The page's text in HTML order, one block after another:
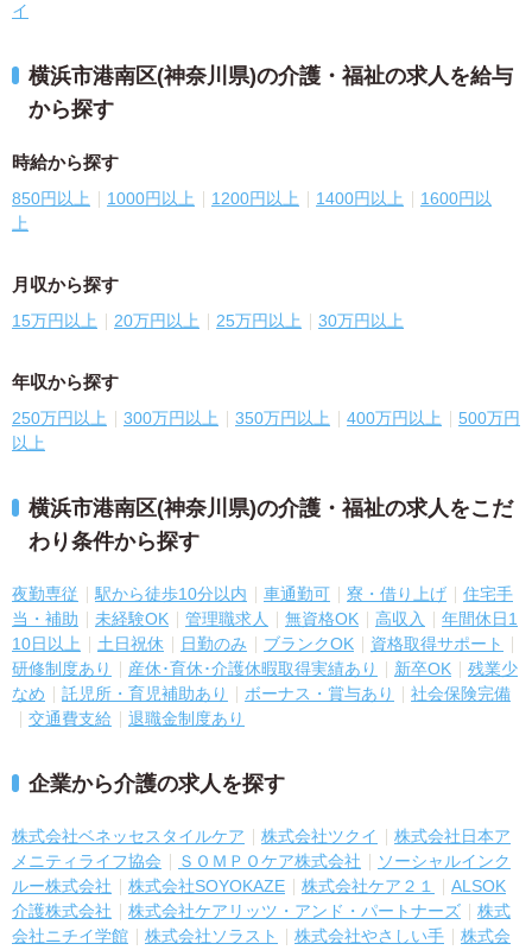
イ
横浜市港南区(神奈川県)の介護・福祉の求人を給与
から探す
時給から探す
850円以上 1000円以上 1200円以上 1400円以上
1600円以
上
月収から探す
15万円以上 20万円以上 25万円以上 30万円以上
年収から探す
250万円以上 300万円以上 350万円以上 400万円以上
500万円
以上
横浜市港南区(神奈川県)の介護・福祉の求人をこだ
わり条件から探す
夜勤専従 駅から徒歩10分以内 車通勤可 寮・借り上げ
住宅手
当・補助
未経験OK 管理職求人 無資格OK 高収入
年間休日1
10日以上
土日祝休 日勤のみ ブランクOK
資格取得サポート
研修制度あり
産休･育休･介護休暇取得実績あり 新卒OK
残業少
なめ
託児所・育児補助あり ボーナス・賞与あり
社会保険完備
交通費支給
退職金制度あり
企業から介護の求人を探す
株式会社ベネッセスタイルケア 株式会社ツクイ
株式会社日本ア
メニティライフ協会
ＳＯＭＰＯケア株式会社
ソーシャルインク
ルー株式会社
株式会社SOYOKAZE 株式会社ケア２１
ALSOK
介護株式会社
株式会社ケアリッツ・アンド・パートナーズ
株式
会社ニチイ学館
株式会社ソラスト 株式会社やさしい手
株式会